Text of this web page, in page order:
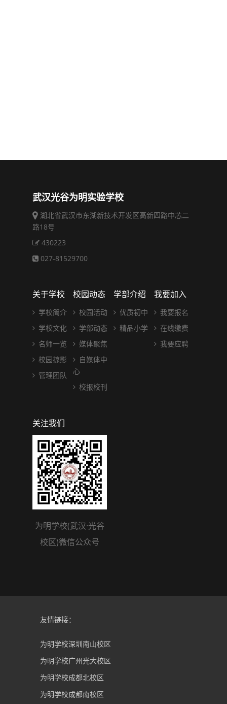
武汉光谷为明实验学校
湖北省武汉市东湖新技术开发区高新四路中芯二
路18号
430223
027-81529700
关于学校
学校简介
学校文化
名师一览
校园掠影
管理团队
校园动态
校园活动
学部动态
媒体聚焦
自媒体中
心
校报校刊
学部介绍
优质初中
精品小学
我要加入
我要报名
在线缴费
我要应聘
关注我们
为明学校(武汉·光谷
校区)微信公众号
友情链接：
为明学校深圳南山校区
为明学校广州光大校区
为明学校成都北校区
为明学校成都南校区